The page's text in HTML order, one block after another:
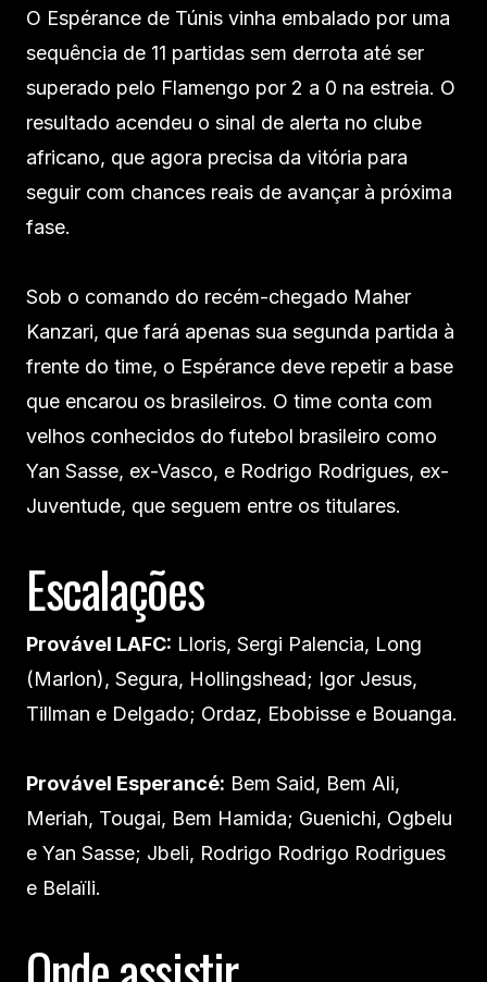
O Espérance de Túnis vinha embalado por uma
sequência de 11 partidas sem derrota até ser
superado pelo Flamengo por 2 a 0 na estreia. O
resultado acendeu o sinal de alerta no clube
africano, que agora precisa da vitória para
seguir com chances reais de avançar à próxima
fase.
Sob o comando do recém-chegado Maher
Kanzari, que fará apenas sua segunda partida à
frente do time, o Espérance deve repetir a base
que encarou os brasileiros. O time conta com
velhos conhecidos do futebol brasileiro como
Yan Sasse, ex-Vasco, e Rodrigo Rodrigues, ex-
Juventude, que seguem entre os titulares.
Escalações
Provável LAFC: Lloris, Sergi Palencia, Long
(Marlon), Segura, Hollingshead; Igor Jesus,
Tillman e Delgado; Ordaz, Ebobisse e Bouanga.
Provável Esperancé: Bem Said, Bem Ali,
Meriah, Tougai, Bem Hamida; Guenichi, Ogbelu
e Yan Sasse; Jbeli, Rodrigo Rodrigo Rodrigues
e Belaïli.